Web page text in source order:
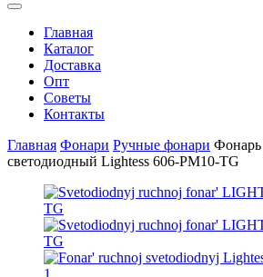
Главная
Каталог
Доставка
Опт
Советы
Контакты
Главная Фонари Ручные фонари
светодиодный Lightess 606-PM10-TG